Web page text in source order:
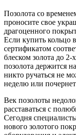
Позолота со
проносите свое
драгоценного
Если купить кольцо
сертификатом
блеском золота до 2-
позолота держится
никто ручаться не
неделю или
Век позолоты
расставаться с
Сегодня
нового золотого